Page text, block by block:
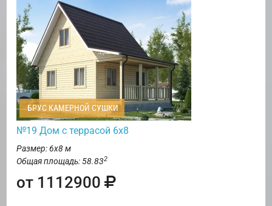
БРУС КАМЕРНОЙ СУШКИ
№19 Дом с террасой 6х8
Размер: 6х8 м
Общая площадь: 58.832
от 1112900